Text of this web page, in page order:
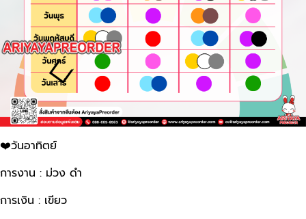
❤️วันอาทิตย์
การงาน : ม่วง ดำ
การเงิน : เขียว